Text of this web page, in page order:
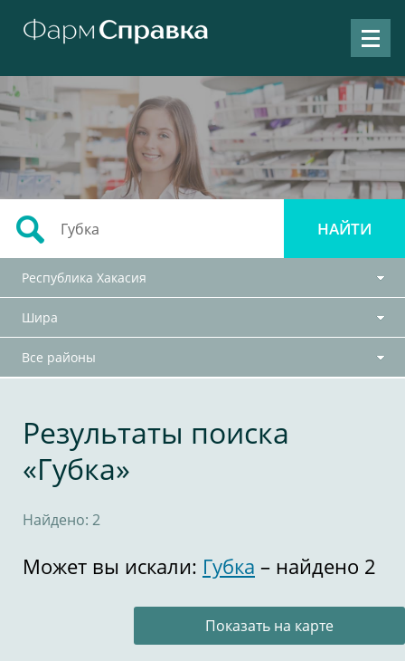
Республика Хакасия
Шира
Все районы
Результаты поиска
«Губка»
Найдено: 2
Может вы искали: Губка – найдено 2
Показать на карте